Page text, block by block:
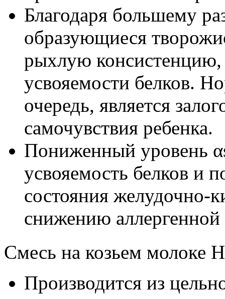
Благодаря большему
образующиеся
рыхлую консистенцию,
усвояемости белков.
очередь, является
самочувствия ребенка.
Пониженный уровень
усвояемость белков и
состояния желудочно-
снижению аллергенной
Смесь на козьем
Производится из